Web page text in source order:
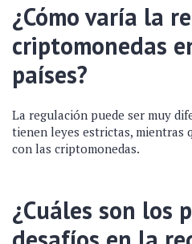
¿Cómo varía la
criptomonedas
países?
La regulación puede ser muy
tienen leyes estrictas, mientras
con las criptomonedas.
¿Cuáles son los